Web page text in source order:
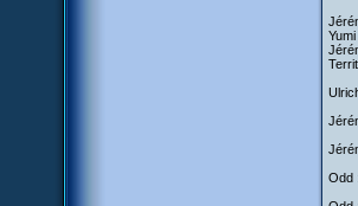
Odd